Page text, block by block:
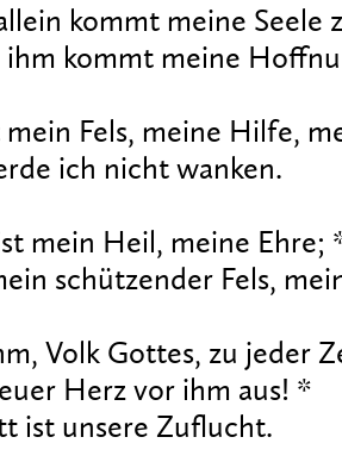
kommt meine Seele
ihm kommt meine
mein Fels, meine Hilfe,
ich nicht wanken.
mein Heil, meine Ehre;
schützender Fels,
Volk Gottes, zu jeder
Herz vor ihm aus! *
ist unsere Zuflucht.